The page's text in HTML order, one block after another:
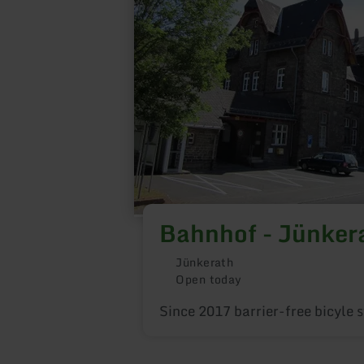
Bahnhof -
Jünkerath
Open today
Since 2017 barrier-free bicyle